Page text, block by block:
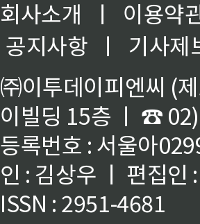
회사소개 ㅣ
이용약
공지사항
ㅣ
기사제
㈜이투데이피엔씨 (
이빌딩 15층 ㅣ ☎
등록번호 : 서울아
인 : 김상우 ㅣ 편집인
ISSN : 2951-4681